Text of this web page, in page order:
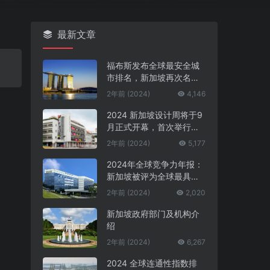
最新文章
福布斯发布全球最安全城
市排名，新加坡再次名列
第一
2年前 (2024) 4,146
2024 新加坡设计周将于9
月正式开幕，首次举行中
新设计对话
2年前 (2024) 5,177
2024年全球竞争力年报：
新加坡被评为全球最具竞
争力的国家第一名
2年前 (2024) 2,020
新加坡政府部门及机构介
绍
2年前 (2024) 6,267
2024 全球连通性指数排